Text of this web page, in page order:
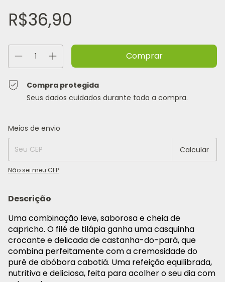
R$36,90
Compra protegida
Seus dados cuidados durante toda a compra.
Entregas para o CEP:
Meios de envio
Calcular
Não sei meu CEP
Descrição
Uma combinação leve, saborosa e cheia de
capricho. O filé de tilápia ganha uma casquinha
crocante e delicada de castanha-do-pará, que
combina perfeitamente com a cremosidade do
purê de abóbora cabotiá. Uma refeição equilibrada,
nutritiva e deliciosa, feita para acolher o seu dia com